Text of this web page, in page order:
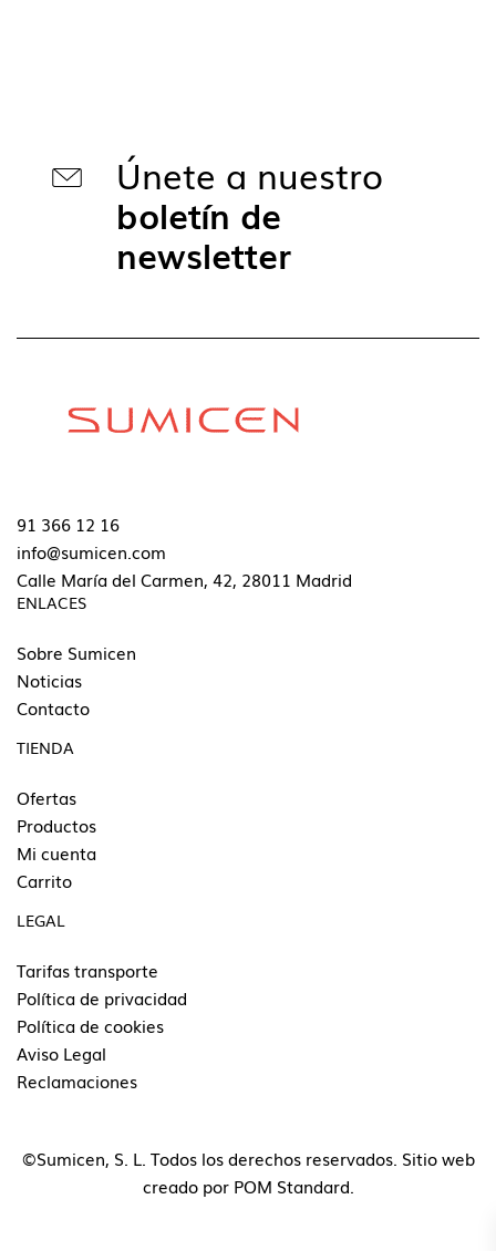
Únete a nuestro
boletín de
newsletter
91 366 12 16
info@sumicen.com
Calle María del Carmen, 42, 28011 Madrid
ENLACES
Sobre Sumicen
Noticias
Contacto
TIENDA
Ofertas
Productos
Mi cuenta
Carrito
LEGAL
Tarifas transporte
Política de privacidad
Política de cookies
Aviso Legal
Reclamaciones
©Sumicen, S. L. Todos los derechos reservados. Sitio web
creado por POM Standard.